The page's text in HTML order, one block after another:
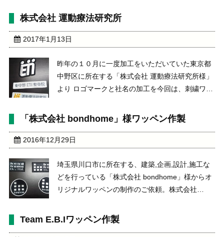
ール部やサッカー部などの商品の加工もしており
いただき、デザイン ...
株式会社 運動療法研究所
2017年1月13日
昨年の１０月に一度加工をいただいていた東京都
中野区に所在する「株式会社 運動療法研究所様」
より ロゴマークと社名の加工を今回は、刺繍ワッ
ました。 前回までのデザインに新たなデザインも
完工。前回 ...
「株式会社 bondhome」様ワッペン作製
2016年12月29日
埼玉県川口市に所在する、建築,企画,設計,施工な
どを行っている「株式会社 bondhome」様からオ
リジナルワッペンの制作のご依頼。株式会社
２つのパターンのサンプルをご用意し、どちらか
Team E.B.Iワッペン作製